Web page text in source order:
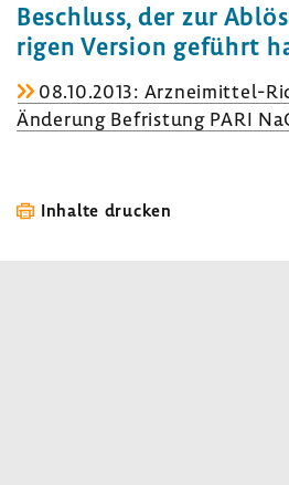
Beschluss, der zur
rigen Version geführt
08.10.2013: Arzneimittel-​
Ände­rung Befris­tung PARI
Inhalte drucken